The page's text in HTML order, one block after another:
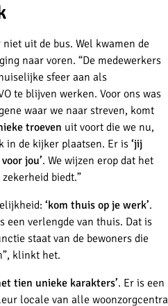
uit de bus. Wel kwamen de
naar voren. “De medewerkers
sfeer aan als
te blijven werken. Voor ons was
waar we naar streven, komt
troeven uit voort die we nu,
in de kijker plaatsen. Er is ‘jij
jou’. We wijzen erop dat het
biedt.”
‘kom thuis op je werk’.
een verlengde van thuis. Dat is
staat van de bewoners die
klinkt het.
tien unieke karakters’. Er is een
locale van alle woonzorgcentra